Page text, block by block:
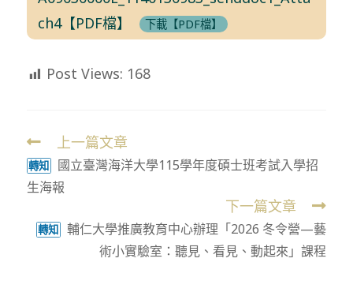
ch4【PDF檔】
下載【PDF檔】
Post Views: 168
Read
more
articles
上一篇文章
轉知
國立臺灣海洋大學115學年度碩士班考試入學招
生海報
下一篇文章
轉知
輔仁大學推廣教育中心辦理「2026 冬令營—藝
術小實驗室：聽見、看見、動起來」課程